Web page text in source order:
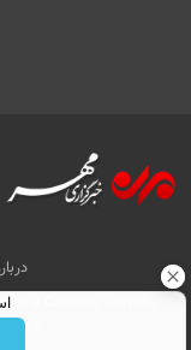
a Creative Commons